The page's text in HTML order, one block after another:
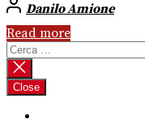
Danilo Amione
Read more
Ricerca
per:
Close